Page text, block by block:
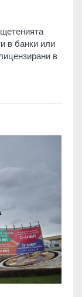
в банки или
в